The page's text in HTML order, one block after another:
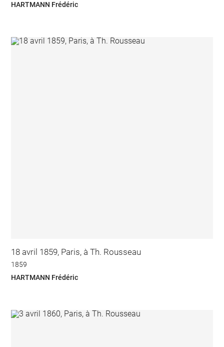
HARTMANN Frédéric
18 avril 1859, Paris, à Th. Rousseau
1859
HARTMANN Frédéric